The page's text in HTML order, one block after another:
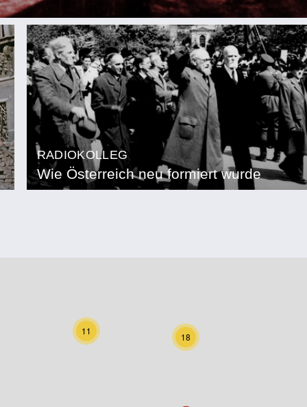
RADIOKOLLEG
Wie Österreich neu formiert wurde
11
18